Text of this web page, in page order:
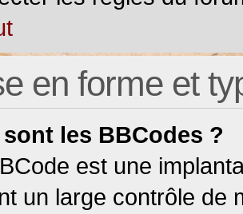
en forme et
sont les BBCodes ?
est une
un large contrôle de